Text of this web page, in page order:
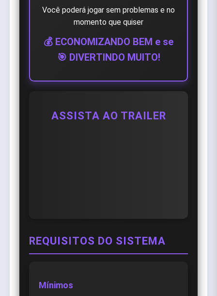
Você poderá jogar sem problemas e no
momento que quiser
💰 ECONOMIZANDO BEM e se
🎯 DIVERTINDO MUITO!
ASSISTA AO TRAILER
REQUISITOS DO SISTEMA
Mínimos